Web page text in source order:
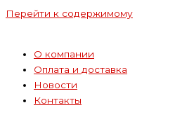
Перейти к содержимому
О компании
Оплата и доставка
Новости
Контакты